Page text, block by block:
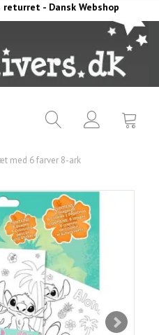
- Dansk Webshop
med 6 farver 8-ark